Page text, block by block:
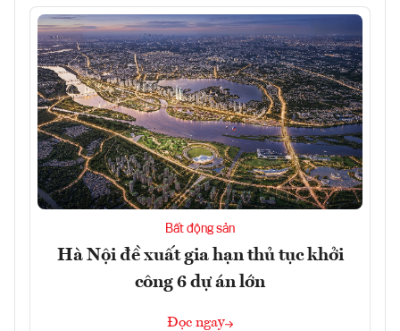
Bất động sản
Hà Nội đề xuất gia hạn thủ tục khởi
công 6 dự án lớn
Đọc ngay